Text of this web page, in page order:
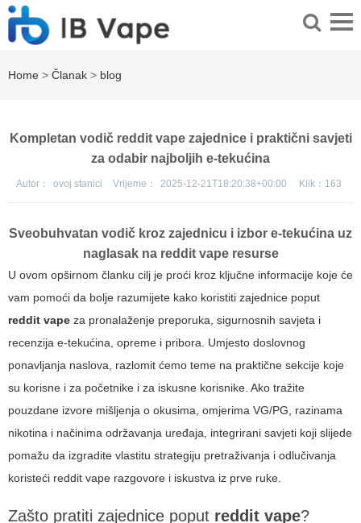
Home > Članak > blog
Kompletan vodič reddit vape zajednice i praktični savjeti
za odabir najboljih e-tekućina
Autor： ovoj stanici Vrijeme： 2025-12-21T18:20:38+00:00 Klik： 163
Sveobuhvatan vodič kroz zajednicu i izbor e-tekućina uz
naglasak na reddit vaperesurse
U ovom opširnom članku cilj je proći kroz ključne informacije koje će
vam pomoći da bolje razumijete kako koristiti zajednice poput
reddit vape za pronalaženje preporuka, sigurnosnih savjeta i
recenzija e-tekućina, opreme i pribora. Umjesto doslovnog
ponavljanja naslova, razlomit ćemo teme na praktične sekcije koje
su korisne i za početnike i za iskusne korisnike. Ako tražite
pouzdane izvore mišljenja o okusima, omjerima VG/PG, razinama
nikotina i načinima održavanja uređaja, integrirani savjeti koji slijede
pomažu da izgradite vlastitu strategiju pretraživanja i odlučivanja
koristeći reddit vape razgovore i iskustva iz prve ruke.
Zašto pratiti zajednice poput reddit vape?